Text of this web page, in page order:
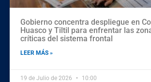
Gobierno concentra despliegue en
Huasco y Tiltil para enfrentar las
críticas del sistema frontal
LEER MÁS »
19 de Julio de 2026 10:00